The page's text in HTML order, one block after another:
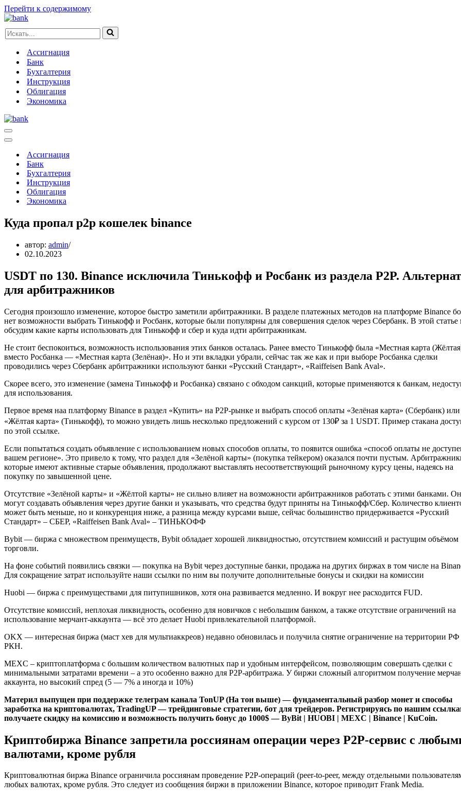
Перейти к содержимому
Искать...
Ассигнация
Банк
Бухгалтерия
Инструкция
Облигация
Экономика
Меню
навигации
Меню
навигацииАссигнация
Банк
Бухгалтерия
Инструкция
Облигация
Экономика
Куда пропал p2p кошелек binance
автор: admin
02.10.2023
USDT по 130. Binance исключила Тинькофф и Росбанк из раздела P2P.
для арбитражников
Сегодня произошло изменение, которое быстро заметили арбитражники. В разделе платежных методов на платформе Binance
нет возможности выбрать Тинькофф и Росбанк, которые были популярны для совершения сделок через Сбербанк. В этой
обсудим какие карты использовать для Тинькофф и сбер и куда идти арбитражникам.
Не стоит беспокоиться, возможность использования этих банков осталась. Ранее вместо Тинькофф была «Местная карта
вместо Росбанка — «Местная карта (Зелёная)». Но и эти вкладки убрали, сейчас так же как и при выборе Росбанка сделки
проводились через Сбербанк арбитражники используют банки «Русский Стандарт», «Raiffeisen Bank Aval».
Скорее всего, это изменение (замена Тинькофф и Росбанка) связано с обходом санкций, которые применяются к банкам,
для использования.
Первое время наа платформу Binance в раздел «Купить» на P2P-рынке и выбрать способ оплаты «Зелёная карта» (Сбербанк) или
«Жёлтая карта» (Тинькофф), то можно увидеть лишь несколько предложений с курсом от 130₽ за 1 USDT. Пример стакана
по этой ссылке.
Если попытаться создать объявление с использованием новых способов оплаты, то появится ошибка «способ оплаты не
вашем регионе». Это привело к тому, что раздел для «Зелёной карты» (покупка тейкером) оказался почти пустым.
которые имеют активные старые объявления, продолжают выставлять несоответствующий рыночному курсу цены, надеясь на
покупку по завышенной цене.
Отсутствие «Зелёной карты» и «Жёлтой карты» не сильно влияет на возможности арбитражников работать с этими банками.
могут создавать объявления через другие банки и указывать, что средства будут приняты на Тинькофф/Сбер. Количество
может быть меньше, но и конкуренция ниже, а разница между курсами выше, сейчас большинство придерживается «Русский
Стандарт» – СБЕР, «Raiffeisen Bank Aval» – ТИНЬКОФФ
Bybit — биржа с множеством преимуществ, Bybit обладает хорошей ликвидностью, отсутствием комиссий и растущим объёмом
торговли.
На фоне событий появились связки — покупка на Bybit через доступные банки, продажа на других биржах в том числе на
Для сокращение затрат используйте наши ссылки по ним вы получите дополнительные бонусы и скидки на комиссии
Huobi — биржа с преимуществами для питупишников, хотя она развивается медленно. И вокруг нее расходится FUD.
Отсутствие комиссий, неплохая ликвидность, особенно для новичков с небольшим банком, а также отсутствие ограничений на
использование мерчант-аккаунта — всё это делает Huobi привлекательной платформой.
OKX — интересная биржа (маст хев для мультиаккреов) недавно обновилась и получила снятие ограничение на территории РФ
РКН.
MEXC – криптоплатформа с большим количеством валютных пар и удобным интерфейсом, позволяющим совершать сделки с
минимальными затратами времени – а это особенно важно для P2P-арбитража. У биржи сложный алгоритмом получение
аккаунта, но высокий спред (5 — 7% а иногда и 10%)
Материл выпущен при поддержке телеграм канала TonUP (На тон выше) — фундаментальный разбор монет и способы
заработка на криптовалютах, TradingUP — трейдинговые стратегии, бот для трейдеров. Регистрируясь по нашим
получаете скидку на комиссию и возможность получить бонус до 1000$ — ByBit | HUOBI | MEXC | Binance | KuCoin.
Криптобиржа Binance запретила россиянам операции через P2P-сервис с
валютами, кроме рубля
Криптовалютная биржа Binance ограничила россиянам проведение P2P-операций (peer-to-peer, между отдельными
любых валютах, кроме рубля. Это следует из сообщения биржи в приложении Binance, которое приводит Frank Media.